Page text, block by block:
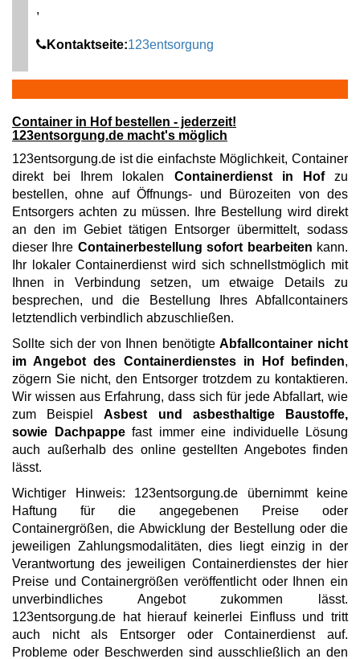
,
Kontaktseite:123entsorgung
Container in Hof bestellen - jederzeit!
123entsorgung.de macht's möglich
123entsorgung.de ist die einfachste Möglichkeit, Container
direkt bei Ihrem lokalen Containerdienst in Hofzu
bestellen, ohne auf Öffnungs- und Bürozeiten von des
Entsorgers achten zu müssen. Ihre Bestellung wird direkt
an den im Gebiet tätigen Entsorger übermittelt, sodass
dieser Ihre Containerbestellung sofort bearbeiten kann.
Ihr lokaler Containerdienst wird sich schnellstmöglich mit
Ihnen in Verbindung setzen, um etwaige Details zu
besprechen, und die Bestellung Ihres Abfallcontainers
letztendlich verbindlich abzuschließen.
Sollte sich der von Ihnen benötigteAbfallcontainer nicht
im Angebot des Containerdienstes in Hof befinden,
zögern Sie nicht, den Entsorger trotzdem zu kontaktieren.
Wir wissen aus Erfahrung, dass sich für jede Abfallart, wie
zum BeispielAsbest und asbesthaltige Baustoffe,
sowie Dachpappefast immer eine individuelle Lösung
auch außerhalb des online gestellten Angebotes finden
lässt.
Wichtiger Hinweis: 123entsorgung.de übernimmt keine
Haftung für die angegebenen Preise oder
Containergrößen, die Abwicklung der Bestellung oder die
jeweiligen Zahlungsmodalitäten, dies liegt einzig in der
Verantwortung des jeweiligen Containerdienstes der hier
Preise und Containergrößen veröffentlicht oder Ihnen ein
unverbindliches Angebot zukommen lässt.
123entsorgung.de hat hierauf keinerlei Einfluss und tritt
auch nicht als Entsorger oder Containerdienst auf.
Probleme oder Beschwerden sind ausschließlich an den